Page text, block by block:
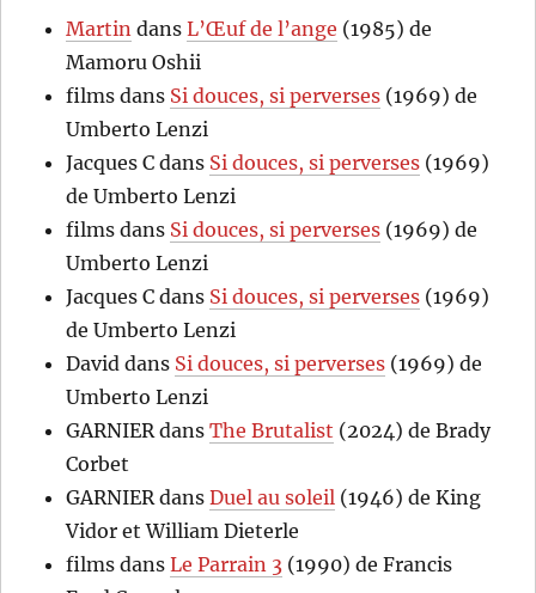
Martin dansL’Œuf de l’ange (1985) de
Mamoru Oshii
films dans Si douces, si perverses (1969) de
Umberto Lenzi
Jacques C dans Si douces, si perverses (1969)
de Umberto Lenzi
films dans Si douces, si perverses (1969) de
Umberto Lenzi
Jacques C dans Si douces, si perverses (1969)
de Umberto Lenzi
David dans Si douces, si perverses (1969) de
Umberto Lenzi
GARNIERdansThe Brutalist (2024) de Brady
Corbet
GARNIERdansDuel au soleil (1946) de King
Vidor et William Dieterle
films dansLe Parrain 3 (1990) de Francis